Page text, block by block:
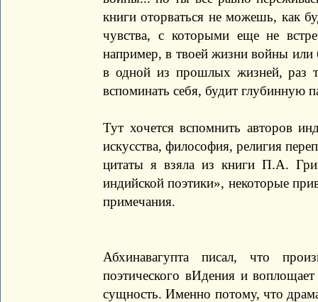
книги оторваться не можешь, как
чувства, с которыми еще не
например, в твоей жизни войны или
в одной из прошлых жизней, раз
вспоминать себя, будит глубинную
Тут хочется вспомнить авторов
искусства, философия, религия
цитаты я взяла из книги П.А.
индийской поэтики», некоторые
примечания.
Абхинавагупта писал, что
поэтического вИдения и
сущность. Именно потому, что